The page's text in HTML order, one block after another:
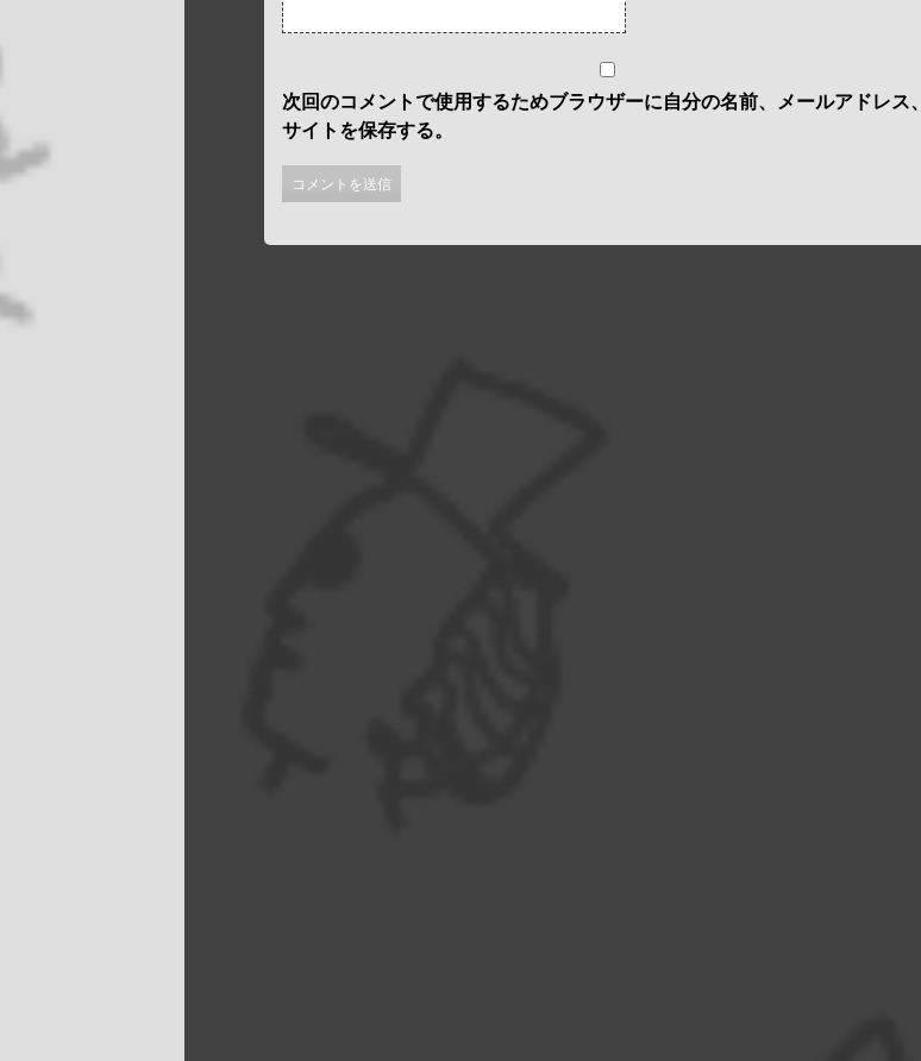
次回のコメントで使用するためブラウザーに自分の名前、メールアドレス、
サイトを保存する。